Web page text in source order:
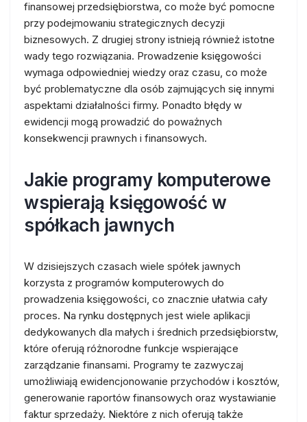
finansowej przedsiębiorstwa, co może być pomocne
przy podejmowaniu strategicznych decyzji
biznesowych. Z drugiej strony istnieją również istotne
wady tego rozwiązania. Prowadzenie księgowości
wymaga odpowiedniej wiedzy oraz czasu, co może
być problematyczne dla osób zajmujących się innymi
aspektami działalności firmy. Ponadto błędy w
ewidencji mogą prowadzić do poważnych
konsekwencji prawnych i finansowych.
Jakie programy komputerowe
wspierają księgowość w
spółkach jawnych
W dzisiejszych czasach wiele spółek jawnych
korzysta z programów komputerowych do
prowadzenia księgowości, co znacznie ułatwia cały
proces. Na rynku dostępnych jest wiele aplikacji
dedykowanych dla małych i średnich przedsiębiorstw,
które oferują różnorodne funkcje wspierające
zarządzanie finansami. Programy te zazwyczaj
umożliwiają ewidencjonowanie przychodów i kosztów,
generowanie raportów finansowych oraz wystawianie
faktur sprzedaży. Niektóre z nich oferują także